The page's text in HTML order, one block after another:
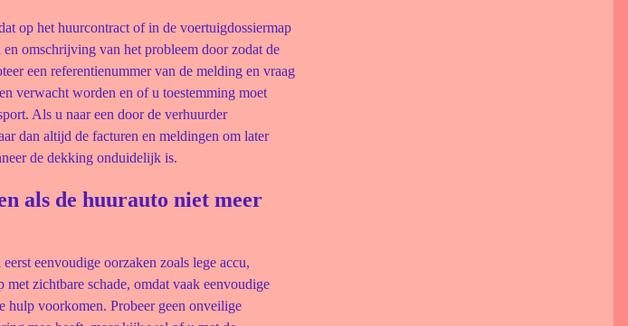
op het huurcontract of in de voertuigdossiermap
omschrijving van het probleem door zodat de
een referentienummer van de melding en vraag
verwacht worden en of u toestemming moet
Als u naar een door de verhuurder
dan altijd de facturen en meldingen om later
de dekking onduidelijk is.
als de huurauto niet meer
eenvoudige oorzaken zoals lege accu,
zichtbare schade, omdat vaak eenvoudige
hulp voorkomen. Probeer geen onveilige